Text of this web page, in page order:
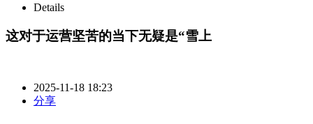
Details
这对于运营坚苦的当下无疑是“雪上
2025-11-18 18:23
分享